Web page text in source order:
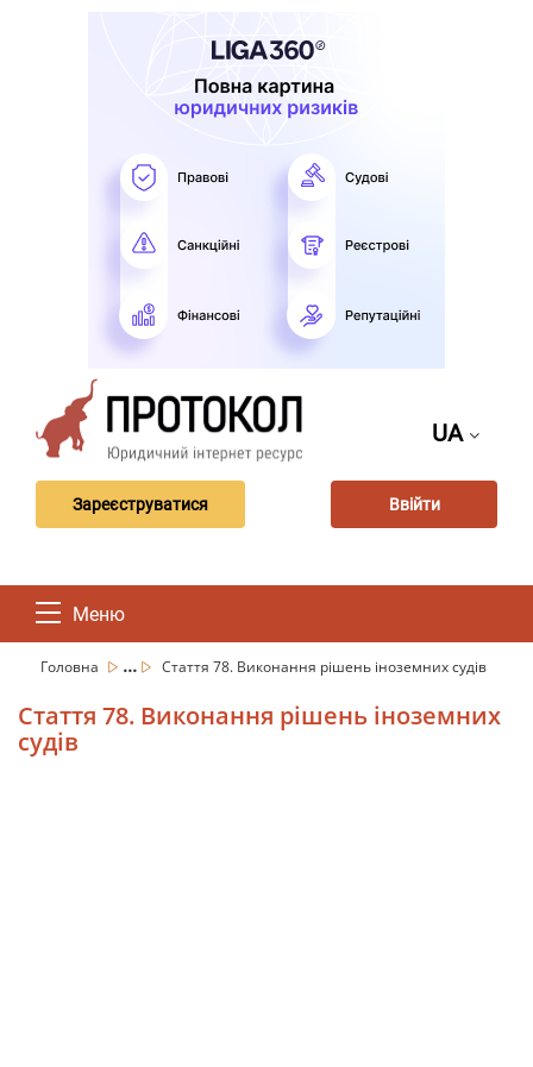
UA
Зареєструватися Ввійти
Меню
Головна ... Стаття 78. Виконання рішень іноземних судів
Стаття 78. Виконання рішень іноземних
судів